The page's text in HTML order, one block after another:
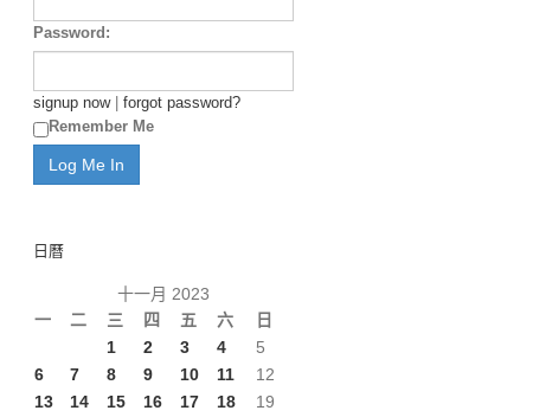
Password:
signup now| forgot password?
Remember Me
日曆
十一月 2023
一
二 三 四 五 六 日
1 2 3 4
5
6
7 8 9 10 11
12
13
14 15 16 17 18
19